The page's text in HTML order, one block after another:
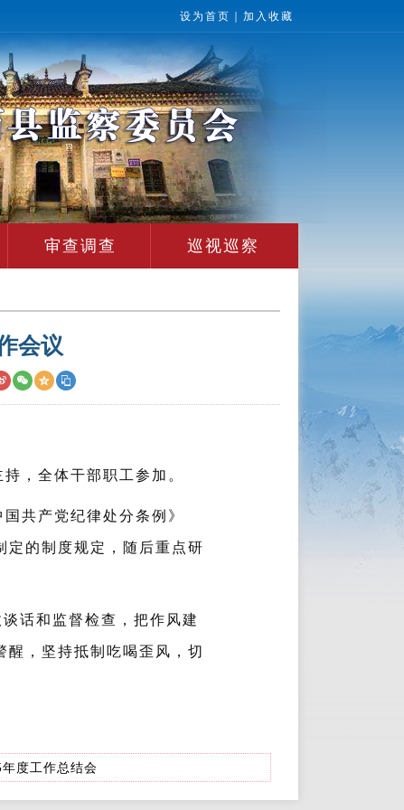
设为首页 加入收藏
审查调查 巡视巡察
会议
，全体干部职工参加。
共产党纪律处分条例》
定的制度规定，随后重点研
话和监督检查，把作风建
，坚持抵制吃喝歪风，切
度工作总结会